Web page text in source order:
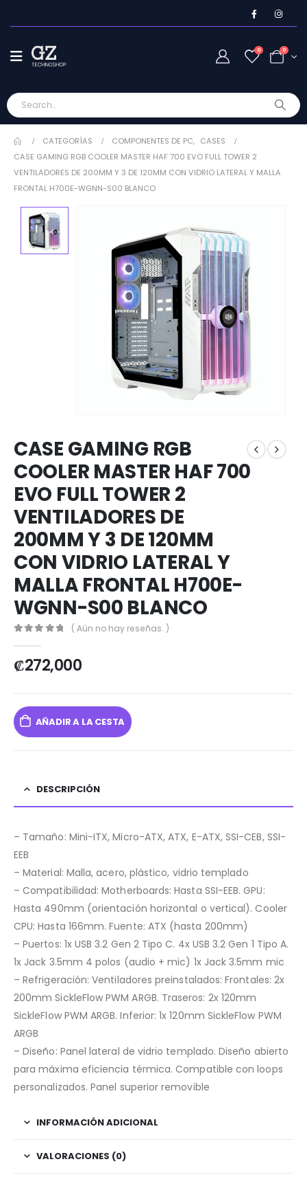
0 0
CATEGORÍAS COMPONENTES DE PC, CASES
CASE GAMING RGB COOLER MASTER HAF 700 EVO FULL TOWER 2
VENTILADORES DE 200MM Y 3 DE 120MM CON VIDRIO LATERAL Y MALLA
FRONTAL H700E-WGNN-S00 BLANCO
CASE GAMING RGB
COOLER MASTER HAF 700
EVO FULL TOWER 2
VENTILADORES DE
200MM Y 3 DE 120MM
CON VIDRIO LATERAL Y
MALLA FRONTAL H700E-
WGNN-S00 BLANCO
( Aún no hay reseñas. )
₡272,000
AÑADIR A LA CESTA
DESCRIPCIÓN
– Tamaño: Mini-ITX, Micro-ATX, ATX, E-ATX, SSI-CEB, SSI-
EEB
– Material: Malla, acero, plástico, vidrio templado
– Compatibilidad: Motherboards: Hasta SSI-EEB. GPU:
Hasta 490mm (orientación horizontal o vertical). Cooler
CPU: Hasta 166mm. Fuente: ATX (hasta 200mm)
– Puertos: 1x USB 3.2 Gen 2 Tipo C. 4x USB 3.2 Gen 1 Tipo A.
1x Jack 3.5mm 4 polos (audio + mic) 1x Jack 3.5mm mic
– Refrigeración: Ventiladores preinstalados: Frontales: 2x
200mm SickleFlow PWM ARGB. Traseros: 2x 120mm
SickleFlow PWM ARGB. Inferior: 1x 120mm SickleFlow PWM
ARGB
– Diseño: Panel lateral de vidrio templado. Diseño abierto
para máxima eficiencia térmica. Compatible con loops
personalizados. Panel superior removible
INFORMACIÓN ADICIONAL
VALORACIONES (0)